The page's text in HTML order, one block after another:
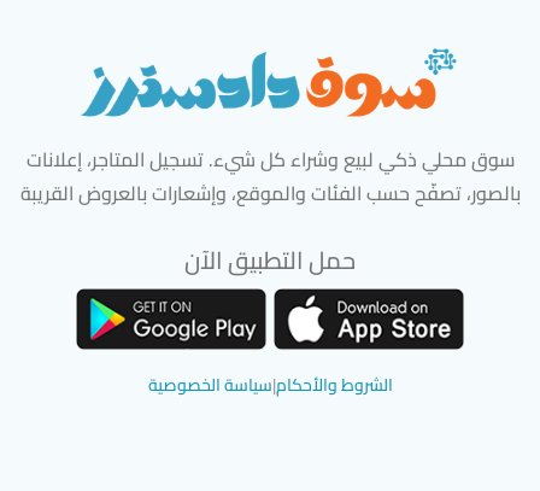
سوق محلي ذكي لبيع وشراء كل شيء. تسجيل المتاجر، إعلانات
بالصور، تصفّح حسب الفئات والموقع، وإشعارات بالعروض القريبة
حمل التطبيق الآن
الشروط والأحكام|سياسة الخصوصية